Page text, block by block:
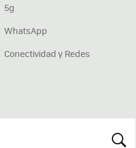
5g
WhatsApp
Conectividad y Redes